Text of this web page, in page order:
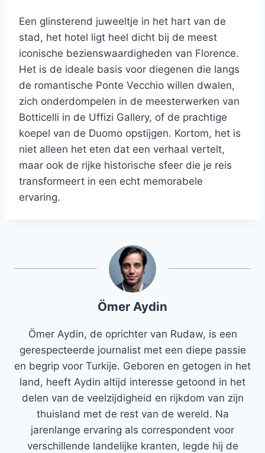
Een glinsterend juweeltje in het hart van de
stad, het hotel ligt heel dicht bij de meest
iconische bezienswaardigheden van Florence.
Het is de ideale basis voor diegenen die langs
de romantische Ponte Vecchio willen dwalen,
zich onderdompelen in de meesterwerken van
Botticelli in de Uffizi Gallery, of de prachtige
koepel van de Duomo opstijgen. Kortom, het is
niet alleen het eten dat een verhaal vertelt,
maar ook de rijke historische sfeer die je reis
transformeert in een echt memorabele
ervaring.
Ömer Aydin
Ömer Aydin, de oprichter van Rudaw, is een
gerespecteerde journalist met een diepe passie
en begrip voor Turkije. Geboren en getogen in het
land, heeft Aydin altijd interesse getoond in het
delen van de veelzijdigheid en rijkdom van zijn
thuisland met de rest van de wereld. Na
jarenlange ervaring als correspondent voor
verschillende landelijke kranten, legde hij de